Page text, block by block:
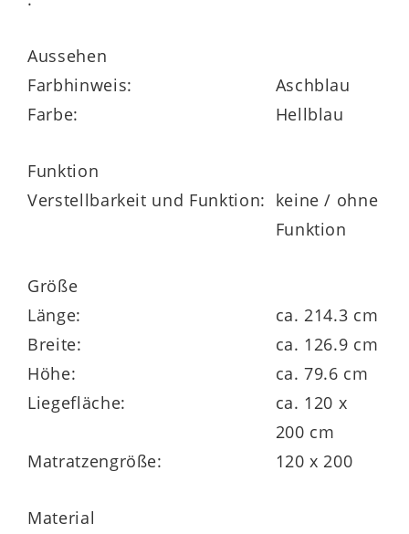
Auf ca. 127 x 80 x 214 cm (BxHxL) belaufen
sich die Maße des
Jugendzimmerbettgestells.
gelungene Möbelserie von PAIDI, die viele
weitere Baby-, Jugend- und
Erwachsenenmöbel im selben oder
Wickel- und Schubladenkommoden,
Wandboxen und Kleiderschränke. Alle
lieferbaren Artikel der attraktiven Linie
finden Sie über die Produktnummer
877101-0204.
Aussehen
Farbhinweis:
Aschblau
Farbe:
Hellblau
Funktion
Verstellbarkeit und Funktion: keine / ohne
Funktion
Größe
Länge:
ca. 214.3 cm
Breite:
ca. 126.9 cm
Höhe:
ca. 79.6 cm
Liegefläche:
ca. 120 x
200 cm
Matratzengröße:
120 x 200
Material